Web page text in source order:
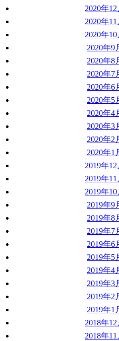
2020年12
2020年11
2020年10
2020年9
2020年8
2020年7
2020年6
2020年5
2020年4
2020年3
2020年2
2020年1
2019年12
2019年11
2019年10
2019年9
2019年8
2019年7
2019年6
2019年5
2019年4
2019年3
2019年2
2019年1
2018年12
2018年11